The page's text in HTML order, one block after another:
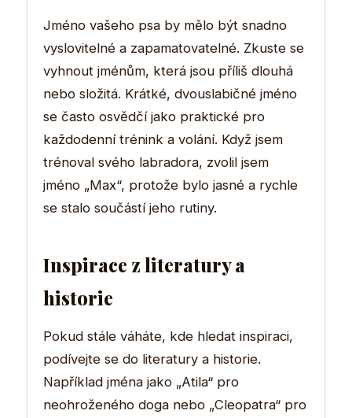
Jméno vašeho psa by mělo být snadno
vyslovitelné a zapamatovatelné. Zkuste se
vyhnout jménům, která jsou příliš dlouhá
nebo složitá. Krátké, dvouslabičné jméno
se často osvědčí jako praktické pro
každodenní trénink a volání. Když jsem
trénoval svého labradora, zvolil jsem
jméno „Max“, protože bylo jasné a rychle
se stalo součástí jeho rutiny.
Inspirace z literatury a
historie
Pokud stále váháte, kde hledat inspiraci,
podívejte se do literatury a historie.
Například jména jako „Atila“ pro
neohroženého doga nebo „Cleopatra“ pro